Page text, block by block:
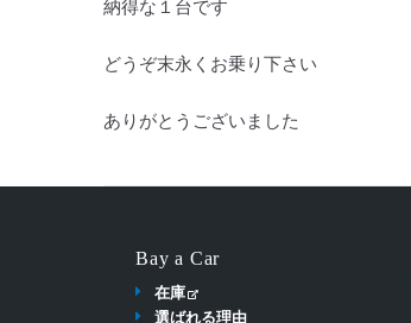
納得な１台です
どうぞ末永くお乗り下さい
ありがとうございました
Bay a Car
在庫
選ばれる理由